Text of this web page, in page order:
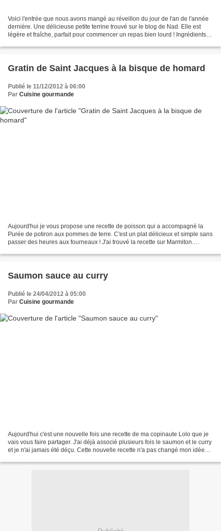
Voici l'entrée que nous avons mangé au réveillon du jour de l'an de l'année
dernière. Une délicieuse petite terrine trouvé sur le blog de Nad. Elle est
légère et fraîche, parfait pour commencer un repas bien lourd ! Ingrédients
Gratin de Saint Jacques à la bisque de homard
Publié le 11/12/2012 à 06:00
Par Cuisine gourmande
Aujourd'hui je vous propose une recette de poisson qui a accompagné la
Purée de potiron aux pommes de terre. C'est un plat délicieux et simple sans
passer des heures aux fourneaux ! J'ai trouvé la recette sur Marmiton.
Saumon sauce au curry
Publié le 24/04/2012 à 05:00
Par Cuisine gourmande
Aujourd'hui c'est une nouvelle fois une recette de ma copinaute Lolo que je
vais vous faire partager. J'ai déjà associé plusieurs fois le saumon et le curry
et je n'ai jamais été déçu. Cette nouvelle recette n'a pas changé mon idée